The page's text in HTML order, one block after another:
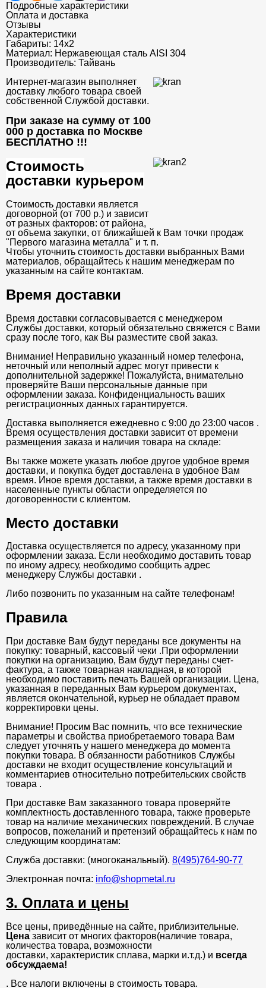
Подробные характеристики
Оплата и доставка
Отзывы
Характеристики
Габариты: 14x2
Материал: Нержавеющая сталь AISI 304
Производитель: Тайвань
Интернет-магазин выполняет
доставку любого товара своей
собственной Службой доставки.
При заказе на сумму от 100
000 р доставка по Москве
БЕСПЛАТНО !!!
Стоимость
доставки курьером
Стоимость доставки является
договорной (от 700 р.) и зависит
от разных факторов: от района,
от объема закупки, от ближайшей к Вам точки продаж
"Первого магазина металла" и т. п.
Чтобы уточнить стоимость доставки выбранных Вами
материалов, обращайтесь к нашим менеджерам по
указанным на сайте контактам.
Время доставки
Время доставки согласовывается с менеджером
Службы доставки, который обязательно свяжется с Вами
сразу после того, как Вы разместите свой заказ.
Внимание! Неправильно указанный номер телефона,
неточный или неполный адрес могут привести к
дополнительной задержке! Пожалуйста, внимательно
проверяйте Ваши персональные данные при
оформлении заказа. Конфиденциальность ваших
регистрационных данных гарантируется.
Доставка выполняется ежедневно с 9:00 до 23:00 часов .
Время осуществления доставки зависит от времени
размещения заказа и наличия товара на складе:
Вы также можете указать любое другое удобное время
доставки, и покупка будет доставлена в удобное Вам
время. Иное время доставки, а также время доставки в
населенные пункты области определяется по
договоренности с клиентом.
Место доставки
Доставка осуществляется по адресу, указанному при
оформлении заказа. Если необходимо доставить товар
по иному адресу, необходимо сообщить адрес
менеджеру Службы доставки .
Либо позвонить по указанным на сайте телефонам!
Правила
При доставке Вам будут переданы все документы на
покупку: товарный, кассовый чеки .При оформлении
покупки на организацию, Вам будут переданы счет-
фактура, а также товарная накладная, в которой
необходимо поставить печать Вашей организации. Цена,
указанная в переданных Вам курьером документах,
является окончательной, курьер не обладает правом
корректировки цены.
Внимание! Просим Вас помнить, что все технические
параметры и свойства приобретаемого товара Вам
следует уточнять у нашего менеджера до момента
покупки товара. В обязанности работников Службы
доставки не входит осуществление консультаций и
комментариев относительно потребительских свойств
товара .
При доставке Вам заказанного товара проверяйте
комплектность доставленного товара, также проверьте
товар на наличие механических повреждений. В случае
вопросов, пожеланий и претензий обращайтесь к нам по
следующим координатам:
Служба доставки: (многоканальный). 8(495)764-90-77
Электронная почта: info@shopmetal.ru
3. Оплата и цены
Все цены, приведённые на сайте, приблизительные.
Цена зависит от многих факторов(наличие товара,
количества товара, возможности
доставки, характеристик сплава, марки и.т.д.) и всегда
обсуждаема!
. Все налоги включены в стоимость товара.